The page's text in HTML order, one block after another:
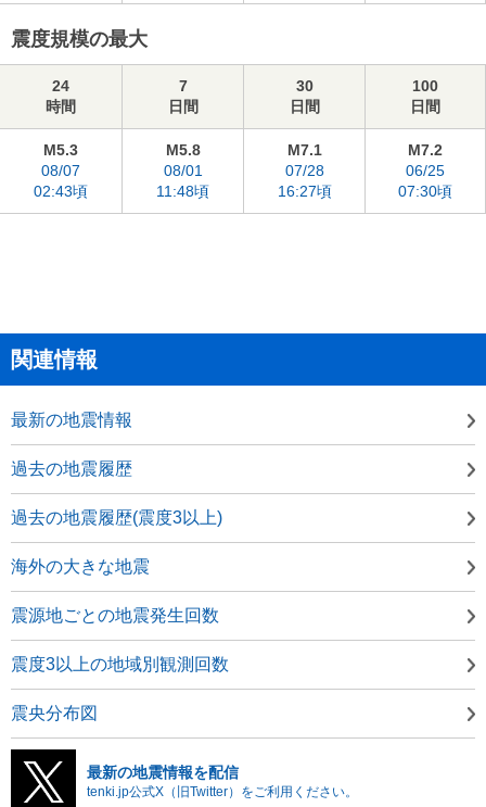
震度規模の最大
24
時間
7
日間
30
日間
100
日間
M5.3
08/07
02:43頃
M5.8
08/01
11:48頃
M7.1
07/28
16:27頃
M7.2
06/25
07:30頃
関連情報
最新の地震情報
過去の地震履歴
過去の地震履歴(震度3以上)
海外の大きな地震
震源地ごとの地震発生回数
震度3以上の地域別観測回数
震央分布図
最新の地震情報を配信
tenki.jp公式X（旧Twitter）をご利用ください。